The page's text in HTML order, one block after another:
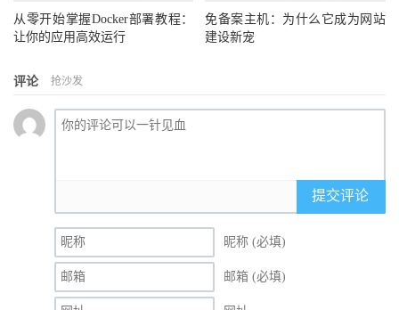
从零开始掌握Docker部署教程：
让你的应用高效运行
免备案主机：为什么它成为网站
建设新宠
评论 抢沙发
提交评论
昵称 (必填)
邮箱 (必填)